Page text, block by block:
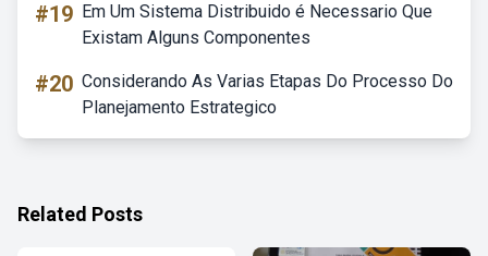
#19 Em Um Sistema Distribuido é Necessario Que
Existam Alguns Componentes
#20 Considerando As Varias Etapas Do Processo Do
Planejamento Estrategico
Related Posts